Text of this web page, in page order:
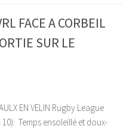
FACE A CORBEIL
SUR LE
EN VELIN Rugby League
10): Temps ensoleillé et doux-